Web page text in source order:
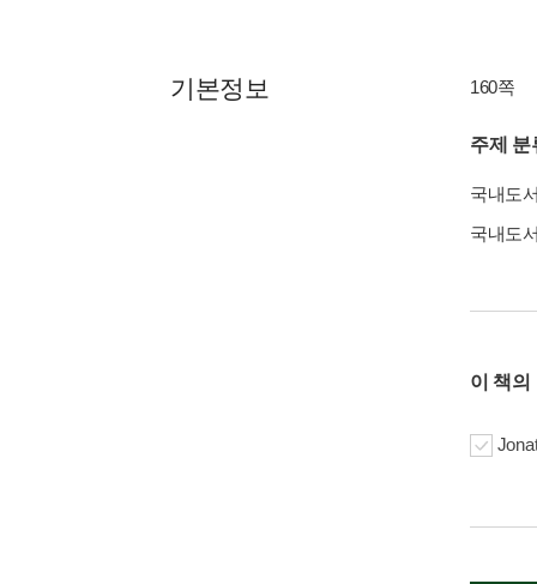
기본정보 160쪽
주제 분
국내도
국내도
이 책의